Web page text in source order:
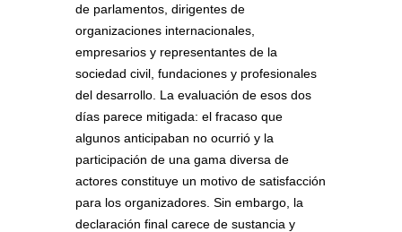
de parlamentos, dirigentes de
organizaciones internacionales,
empresarios y representantes de la
sociedad civil, fundaciones y profesionales
del desarrollo. La evaluación de esos dos
días parece mitigada: el fracaso que
algunos anticipaban no ocurrió y la
participación de una gama diversa de
actores constituye un motivo de satisfacción
para los organizadores. Sin embargo, la
declaración final carece de sustancia y